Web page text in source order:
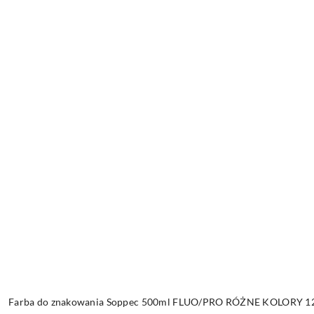
Farba do znakowania Soppec 500ml FLUO/PRO RÓŻNE KOLORY